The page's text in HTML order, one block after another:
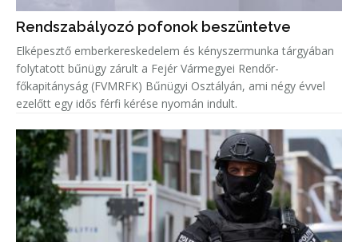
Rendszabályozó pofonok beszüntetve
Elképesztő emberkereskedelem és kényszermunka tárgyában
folytatott bűnügy zárult a Fejér Vármegyei Rendőr-
főkapitányság (FVMRFK) Bűnügyi Osztályán, ami négy évvel
ezelőtt egy idős férfi kérése nyomán indult.